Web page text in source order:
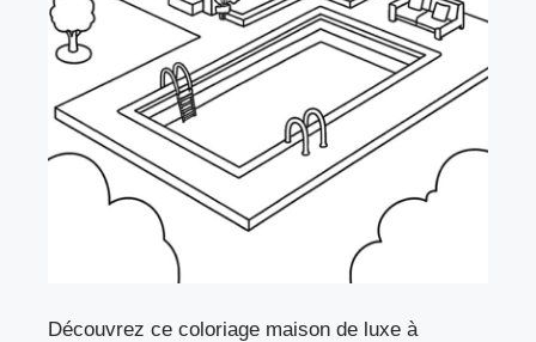
Découvrez ce coloriage maison de luxe à